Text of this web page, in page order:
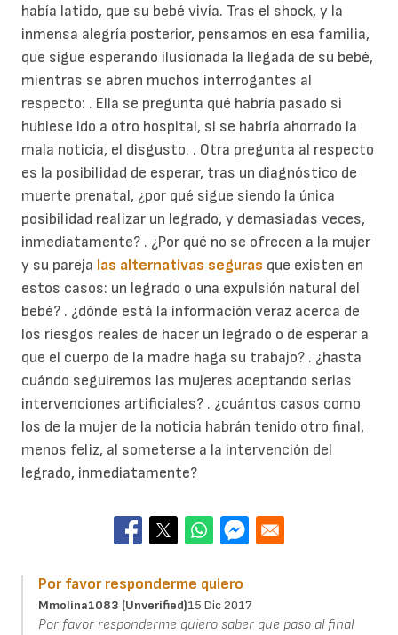
había latido, que su bebé vivía. Tras el shock, y la
inmensa alegría posterior, pensamos en esa familia,
que sigue esperando ilusionada la llegada de su bebé,
mientras se abren muchos interrogantes al
respecto: . Ella se pregunta qué habría pasado si
hubiese ido a otro hospital, si se habría ahorrado la
mala noticia, el disgusto. . Otra pregunta al respecto
es la posibilidad de esperar, tras un diagnóstico de
muerte prenatal, ¿por qué sigue siendo la única
posibilidad realizar un legrado, y demasiadas veces,
inmediatamente? . ¿Por qué no se ofrecen a la mujer
y su pareja las alternativas seguras que existen en
estos casos: un legrado o una expulsión natural del
bebé? . ¿dónde está la información veraz acerca de
los riesgos reales de hacer un legrado o de esperar a
que el cuerpo de la madre haga su trabajo? . ¿hasta
cuándo seguiremos las mujeres aceptando serias
intervenciones artificiales? . ¿cuántos casos como
los de la mujer de la noticia habrán tenido otro final,
menos feliz, al someterse a la intervención del
legrado, inmediatamente?
Por favor responderme quiero
Mmolina1083 (unverified)15 Dic 2017
Por favor responderme quiero saber que paso al final